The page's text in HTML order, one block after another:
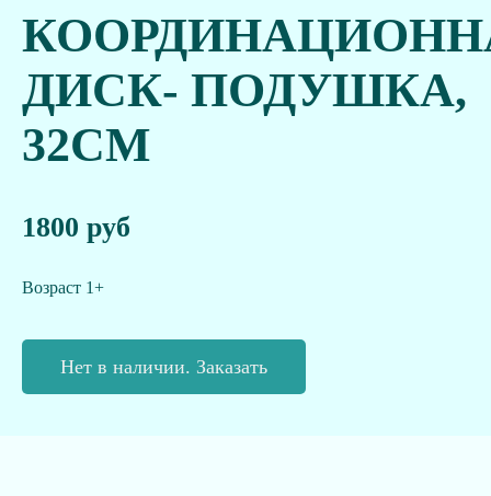
ДИСК- ПОДУШКА,
32СМ
1800 руб
Возраст 1+
Нет в наличии. Заказать